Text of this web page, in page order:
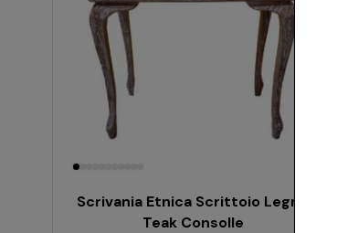
Scrivania Etnica Scrittoio Legno
Teak Consolle